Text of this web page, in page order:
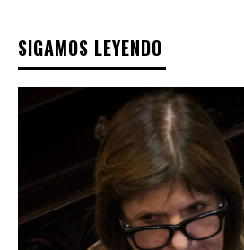
SIGAMOS LEYENDO